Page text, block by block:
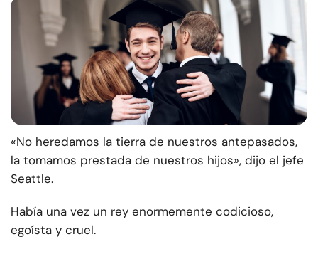
«No heredamos la tierra de nuestros antepasados,
la tomamos prestada de nuestros hijos», dijo el jefe
Seattle.
Había una vez un rey enormemente codicioso,
egoísta y cruel.